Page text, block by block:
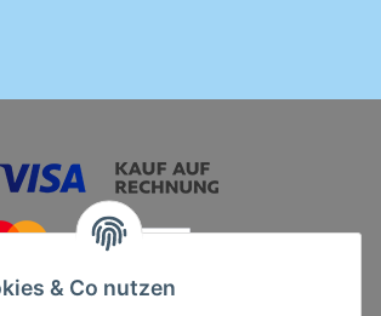
& Co nutzen